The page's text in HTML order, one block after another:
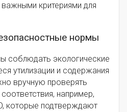
критериями для
нормы
соблюдать экологические
утилизации и содержания
вручную проверять
например,
которые подтверждают